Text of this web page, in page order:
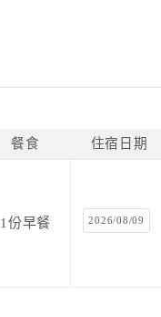
餐食 住宿日期
1份早餐 2026/08/09